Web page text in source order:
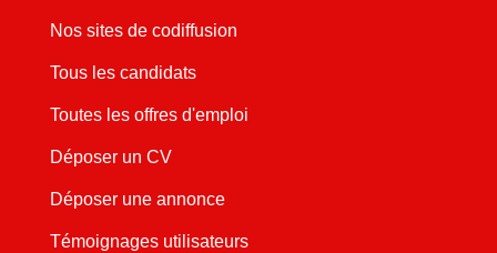
Nos sites de codiffusion
Tous les candidats
Toutes les offres d'emploi
Déposer un CV
Déposer une annonce
Témoignages utilisateurs